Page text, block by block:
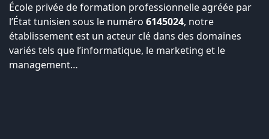
École privée de formation professionnelle agréée par
l’État tunisien sous le numéro 6145024, notre
établissement est un acteur clé dans des domaines
variés tels que l’informatique, le marketing et le
management…